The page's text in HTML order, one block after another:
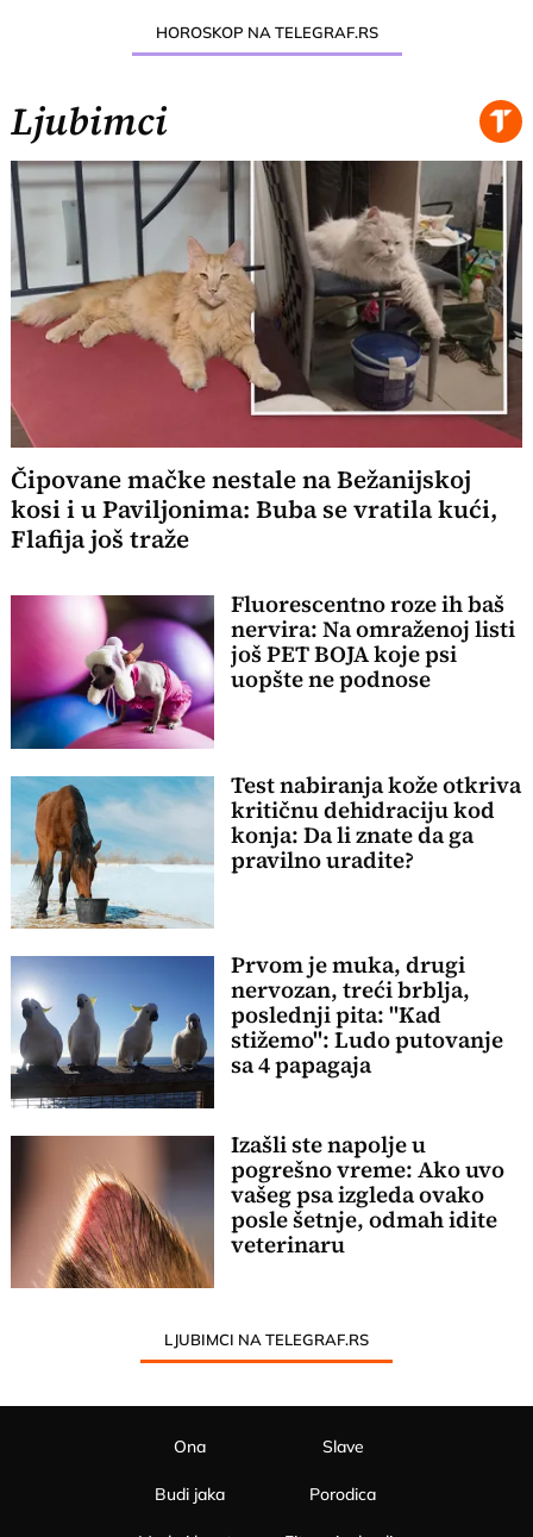
HOROSKOP NA TELEGRAF.RS
Ljubimci
Čipovane mačke nestale na Bežanijskoj
kosi i u Paviljonima: Buba se vratila kući,
Flafija još traže
Fluorescentno roze ih baš
nervira: Na omraženoj listi
još PET BOJA koje psi
uopšte ne podnose
Test nabiranja kože otkriva
kritičnu dehidraciju kod
konja: Da li znate da ga
pravilno uradite?
Prvom je muka, drugi
nervozan, treći brblja,
poslednji pita: "Kad
stižemo": Ludo putovanje
sa 4 papagaja
Izašli ste napolje u
pogrešno vreme: Ako uvo
vašeg psa izgleda ovako
posle šetnje, odmah idite
veterinaru
LJUBIMCI NA TELEGRAF.RS
Ona
Budi jaka
Slave
Porodica